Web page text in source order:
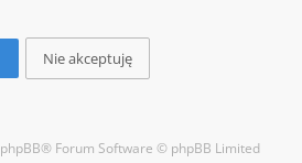
phpBB® Forum Software © phpBB Limited